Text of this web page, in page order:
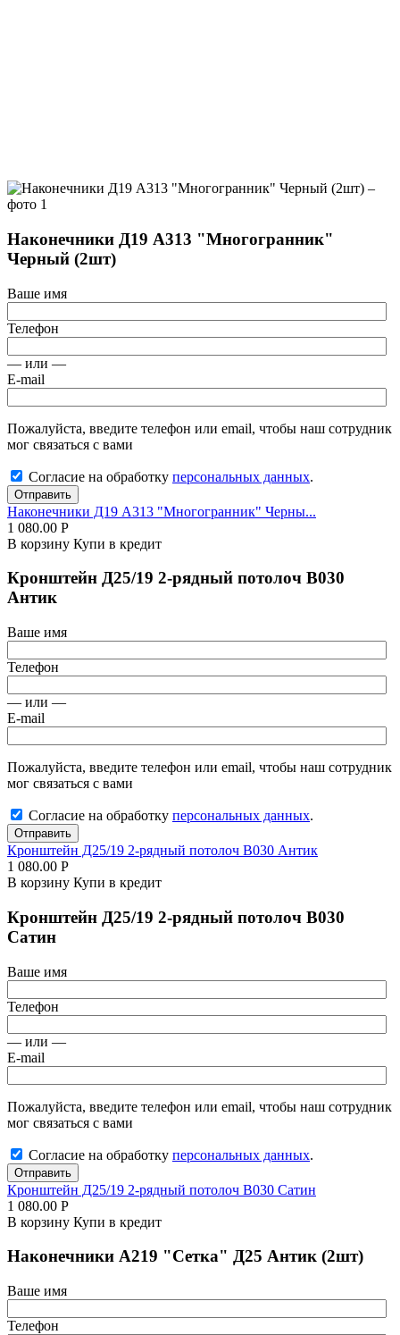
Наконечники Д19 А313 "Многогранник"
Черный (2шт)
Ваше имя
Телефон
— или —
E-mail
Пожалуйста, введите телефон или email, чтобы наш сотрудник
мог связаться с вами
Согласие на обработку персональных данных.
Отправить
Наконечники Д19 А313 "Многогранник" Черны...
1 080.00 Р
В корзину Купи в кредит
Кронштейн Д25/19 2-рядный потолоч В030
Антик
Ваше имя
Телефон
— или —
E-mail
Пожалуйста, введите телефон или email, чтобы наш сотрудник
мог связаться с вами
Согласие на обработку персональных данных.
Отправить
Кронштейн Д25/19 2-рядный потолоч В030 Антик
1 080.00 Р
В корзину Купи в кредит
Кронштейн Д25/19 2-рядный потолоч В030
Сатин
Ваше имя
Телефон
— или —
E-mail
Пожалуйста, введите телефон или email, чтобы наш сотрудник
мог связаться с вами
Согласие на обработку персональных данных.
Отправить
Кронштейн Д25/19 2-рядный потолоч В030 Сатин
1 080.00 Р
В корзину Купи в кредит
Наконечники А219 "Сетка" Д25 Антик (2шт)
Ваше имя
Телефон